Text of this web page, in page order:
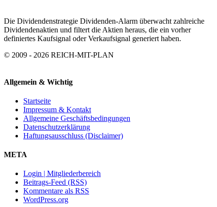
Die Dividendenstrategie Dividenden-Alarm überwacht zahlreiche
Dividendenaktien und filtert die Aktien heraus, die ein vorher
definiertes Kaufsignal oder Verkaufsignal generiert haben.
© 2009 - 2026 REICH-MIT-PLAN
Allgemein & Wichtig
Startseite
Impressum & Kontakt
Allgemeine Geschäftsbedingungen
Datenschutzerklärung
Haftungsausschluss (Disclaimer)
META
Login | Mitgliederbereich
Beitrags-Feed (RSS)
Kommentare als RSS
WordPress.org